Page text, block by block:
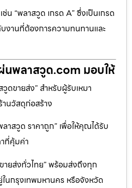
ช่น “พลาสวูด เกรด A” ซึ่งเป็นเกรด
งานที่ต้องการความทนทานและ
นพลาสวูด.com มอบให้
ดขายส่ง” สำหรับผู้รับเหมา
นวัสดุก่อสร้าง
าสวูด ราคาถูก” เพื่อให้คุณได้รับ
ที่คุ้มค่า
ายส่งทั่วไทย” พร้อมส่งถึงทุก
นกรุงเทพมหานคร หรือจังหวัด